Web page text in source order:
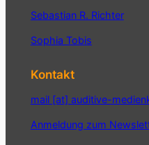
Sebastian R. Richter
Sophia Tobis
Kontakt
mail [at] auditive-
Anmeldung zum